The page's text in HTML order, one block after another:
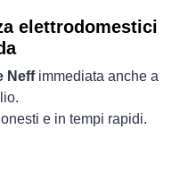
elettrodomestici
Neffimmediata anche a
e in tempi rapidi.